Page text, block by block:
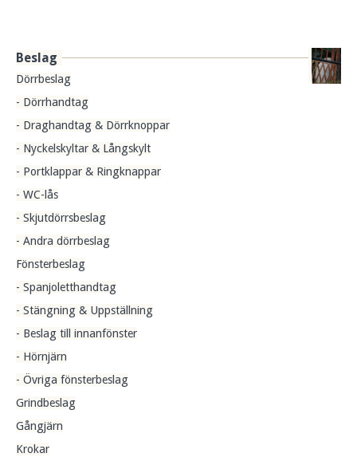
Beslag
Dörrbeslag
- Dörrhandtag
- Draghandtag & Dörrknoppar
- Nyckelskyltar & Långskylt
- Portklappar & Ringknappar
- WC-lås
- Skjutdörrsbeslag
- Andra dörrbeslag
Fönsterbeslag
- Spanjoletthandtag
- Stängning & Uppställning
- Beslag till innanfönster
- Hörnjärn
- Övriga fönsterbeslag
Grindbeslag
Gångjärn
Krokar